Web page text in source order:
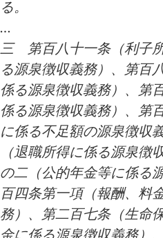
る。
…
三 第百八十一条（利子
る源泉徴収義務）、第百
係る源泉徴収義務）、第
係る源泉徴収義務）、第
に係る不足額の源泉徴収
（退職所得に係る源泉徴
の二（公的年金等に係る
百四条第一項（報酬、料
務）、第二百七条（生命
金に係る源泉徴収義務）